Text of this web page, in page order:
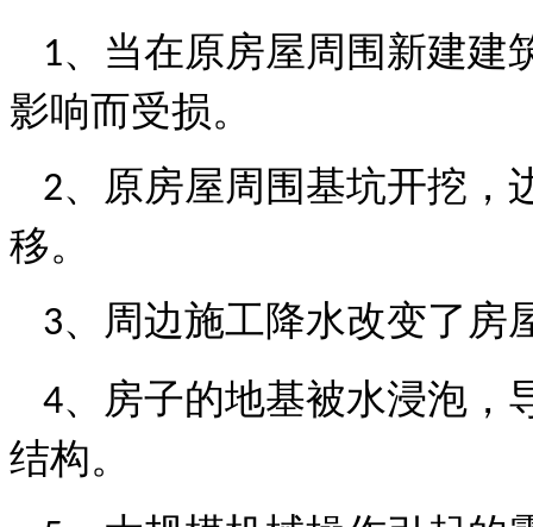
1、 当在原房屋周围新建建
影响而受损。
2、
原房屋周围基坑开挖，
移。
3、 周边施工降水改变了房
4、
房子的地基被水浸泡，
结构。